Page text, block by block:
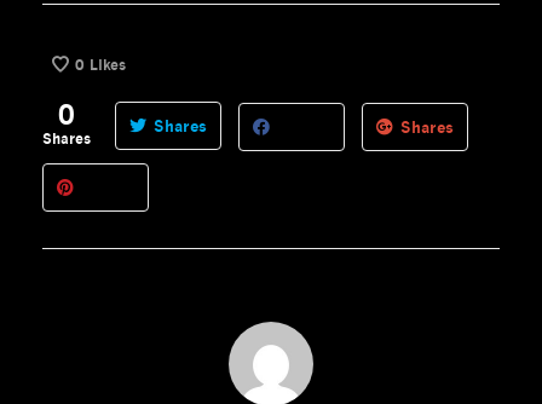
0 Likes
0
Shares
Shares Shares